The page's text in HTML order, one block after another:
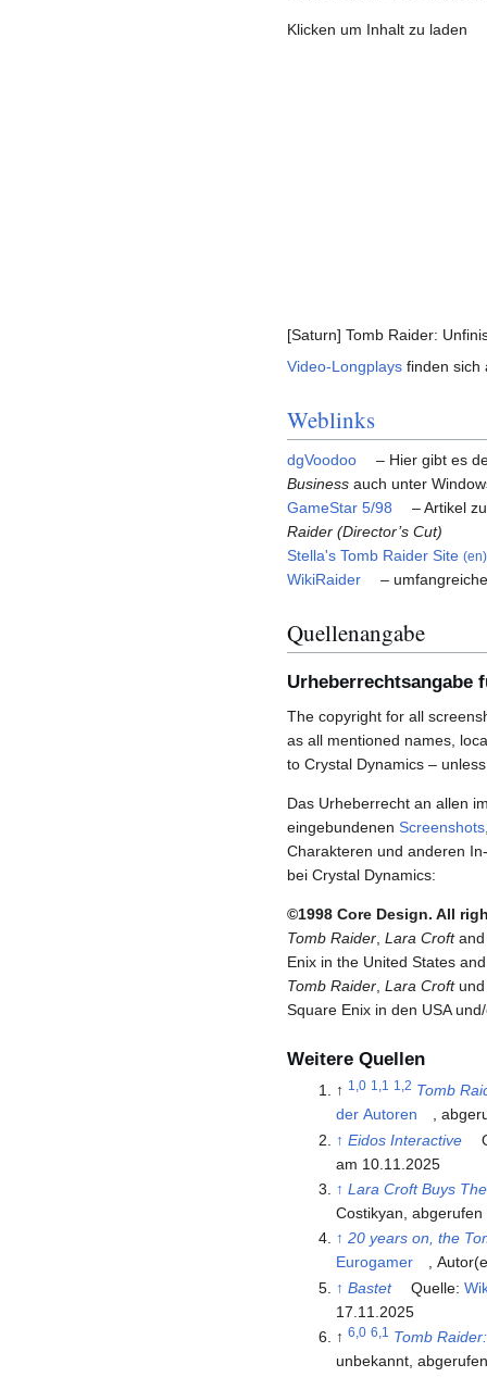
Klicken um Inhalt zu laden
[Saturn] Tomb Raider:
Video-Longplays finden sich
Weblinks
dgVoodoo
– Hier gibt es
Business auch unter
GameStar 5/98
– Artikel
Raider (Director’s Cut)
Stella's Tomb Raider Site (en)
WikiRaider –
Quellenangabe
Urheberrechtsangabe
The copyright for all
as all mentioned names,
to Crystal Dynamics –
Das Urheberrecht an allen
eingebundenen Screenshots
Charakteren und anderen
bei Crystal Dynamics:
©1998 Core Design. All
Tomb Raider Lara Croft
Enix in the United States
Tomb Raider Lara Croft
Square Enix in den USA
Weitere Quellen
↑ 1,0 1,1 1,2 Tomb
der Autoren
,
↑ Eidos Interactive
am 10.11.2025
↑ Lara Croft Buys
Costikyan,
↑ 20 years on, the
Eurogamer
,
↑ Bastet Quelle:
17.11.2025
↑ 6,0 6,1
Tomb
unbekannt,